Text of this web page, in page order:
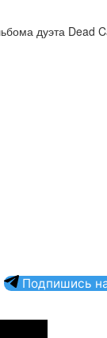
дуэта
Подпишись